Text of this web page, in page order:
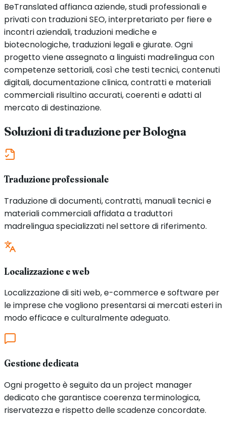
BeTranslated affianca aziende, studi professionali e
privati con traduzioni SEO, interpretariato per fiere e
incontri aziendali, traduzioni mediche e
biotecnologiche, traduzioni legali e giurate. Ogni
progetto viene assegnato a linguisti madrelingua con
competenze settoriali, così che testi tecnici, contenuti
digitali, documentazione clinica, contratti e materiali
commerciali risultino accurati, coerenti e adatti al
mercato di destinazione.
Soluzioni di traduzione perBologna
Traduzione professionale
Traduzione di documenti, contratti, manuali tecnici e
materiali commerciali affidata a traduttori
madrelingua specializzati nel settore di riferimento.
Localizzazione e web
Localizzazione di siti web, e-commerce e software per
le imprese che vogliono presentarsi ai mercati esteri in
modo efficace e culturalmente adeguato.
Gestione dedicata
Ogni progetto è seguito da un project manager
dedicato che garantisce coerenza terminologica,
riservatezza e rispetto delle scadenze concordate.